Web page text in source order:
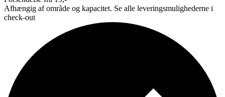
Afhængig af område og kapacitet. Se alle leveringsmulighederne i
check-out